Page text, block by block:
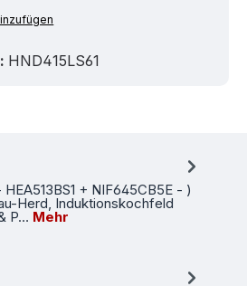
HND415LS61
+ NIF645CB5E - )
Herd, Induktionskochfeld
P… Mehr